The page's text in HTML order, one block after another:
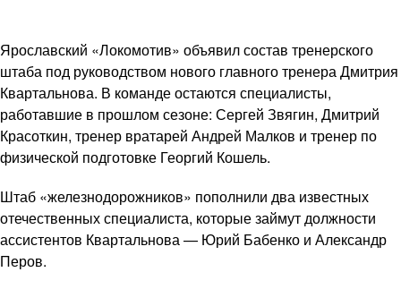
Ярославский «Локомотив» объявил состав тренерского
штаба под руководством нового главного тренера Дмитрия
Квартальнова. В команде остаются специалисты,
работавшие в прошлом сезоне: Сергей Звягин, Дмитрий
Красоткин, тренер вратарей Андрей Малков и тренер по
физической подготовке Георгий Кошель.
Штаб «железнодорожников» пополнили два известных
отечественных специалиста, которые займут должности
ассистентов Квартальнова — Юрий Бабенко и Александр
Перов.